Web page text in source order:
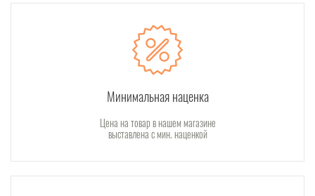
Минимальная наценка
Цена на товар в нашем магазине
выставлена с мин. наценкой